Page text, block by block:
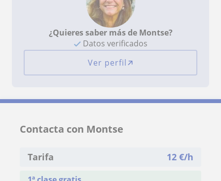
¿Quieres saber más de Montse?
Datos verificados
Ver perfil
Contacta con Montse
Tarifa 12 €/h